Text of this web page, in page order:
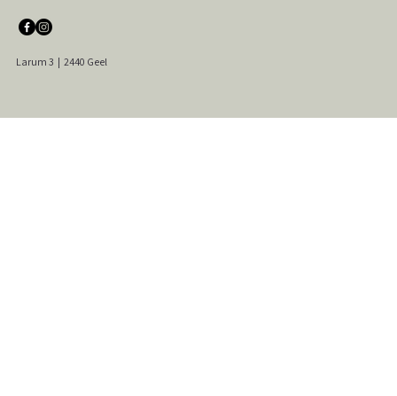
Larum 3 | 2440 Geel